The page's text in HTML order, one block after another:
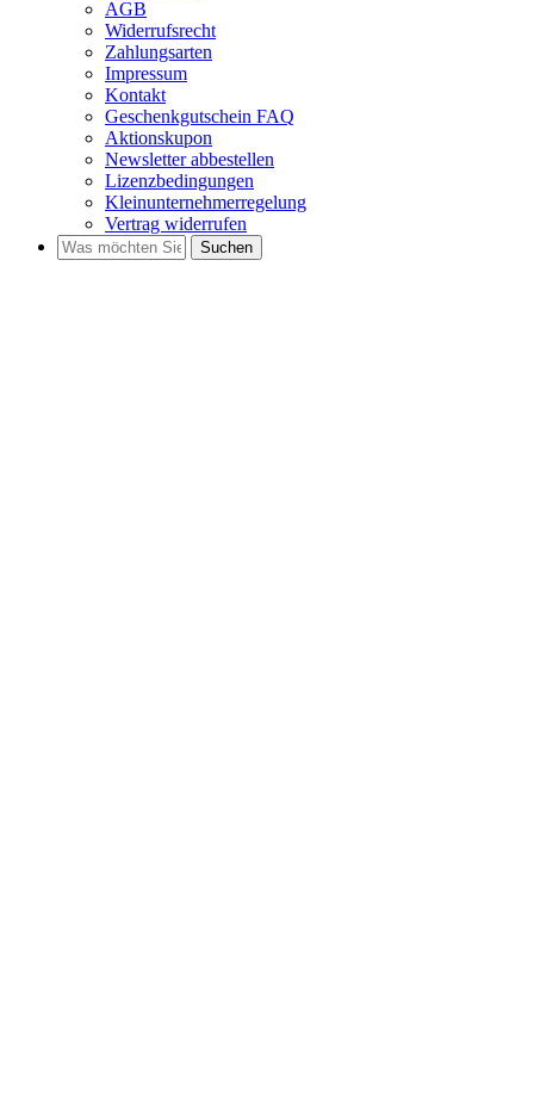
AGB
Widerrufsrecht
Zahlungsarten
Impressum
Kontakt
Geschenkgutschein FAQ
Aktionskupon
Newsletter abbestellen
Lizenzbedingungen
Kleinunternehmerregelung
Vertrag widerrufen